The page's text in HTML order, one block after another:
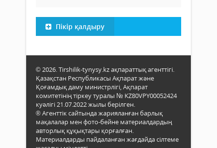
Пікір қалдыру
© 2026. Tirshilik-tynysy.kz ақпараттық агенттігі.
Қазақстан Республикасы Ақпарат және
Қоғамдық даму министрлігі, Ақпарат
комитетінің тіркеу туралы № KZ80VPY00052424
куәлігі 21.07.2022 жылы берілген.
® Агенттік сайтында жарияланған барлық
мақалалар мен фото-бейне материалдардың
авторлық құқықтары қорғалған.
Материалдарды пайдаланған жағдайда сілтеме